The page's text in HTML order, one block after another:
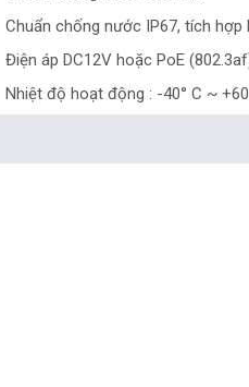
Chuẩn chống nước IP67, tích hợp
Điện áp DC12V hoặc PoE
Nhiệt độ hoạt động : -40° C ~
Hỗ trợ xem qua giao diện Web